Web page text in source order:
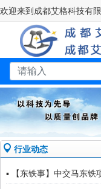
欢迎来到成都艾格科技有
行业动态
▪ 【东铁事】中交马东铁项